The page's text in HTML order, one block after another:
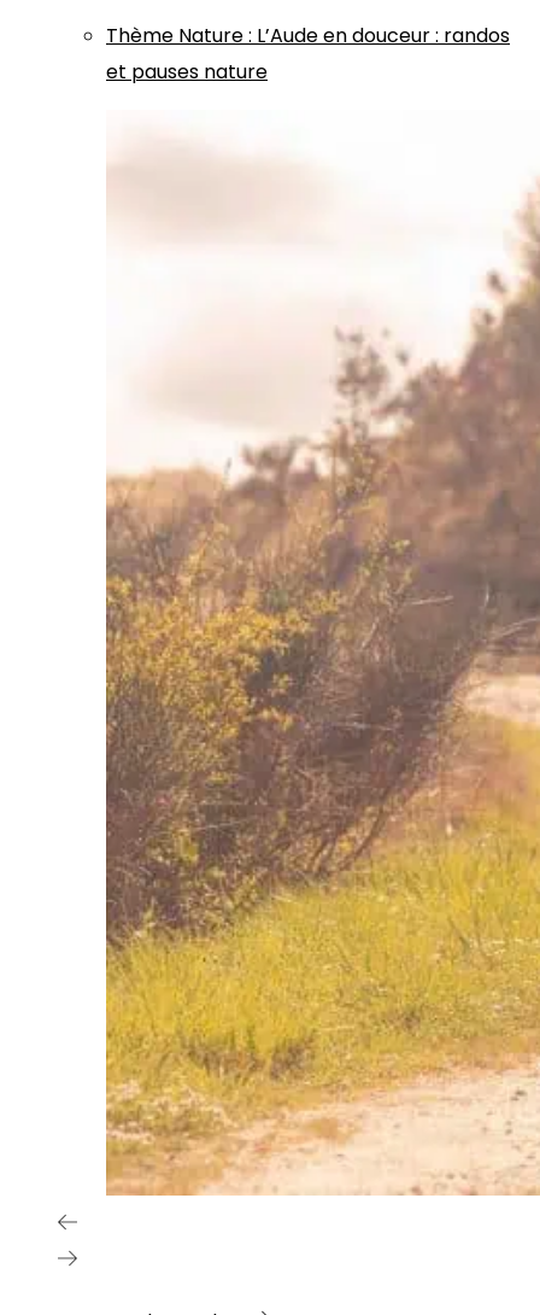
Thème Nature: L’Aude en douceur : randos
et pauses nature